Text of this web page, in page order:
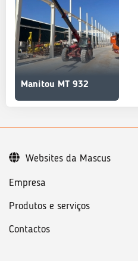
Manitou MT 932
Empresa
Produtos e serviços
Contactos
Websites da Mascus